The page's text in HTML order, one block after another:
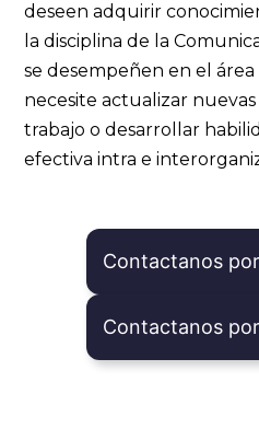
deseen adquirir
la disciplina de la
se desempeñen en el
necesite actualizar
trabajo o desarrollar
efectiva intra e
Contactanos
Contactanos